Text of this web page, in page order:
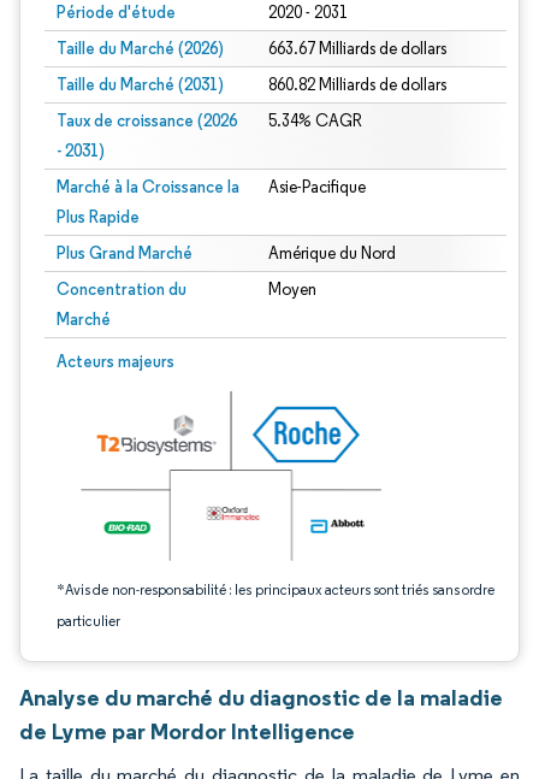
Période d'étude 2020 - 2031
Taille du Marché (2026) 663.67 Milliards de dollars
Taille du Marché (2031) 860.82 Milliards de dollars
Taux de croissance (2026
- 2031)
5.34% CAGR
Marché à la Croissance la
Plus Rapide
Asie-Pacifique
Plus Grand Marché Amérique du Nord
Concentration du
Marché
Moyen
Acteurs majeurs
*Avis de non-responsabilité : les principaux acteurs sont triés sans ordre
particulier
Image © Mordor Intelligence. La réutilisation nécessite une attribution sous CC
Analyse du marché du diagnostic de la maladie
de Lyme par Mordor Intelligence